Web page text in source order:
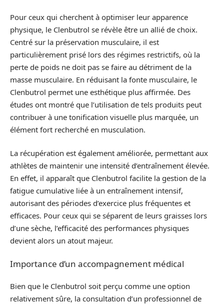
Pour ceux qui cherchent à optimiser leur apparence
physique, le Clenbutrol se révèle être un allié de choix.
Centré sur la préservation musculaire, il est
particulièrement prisé lors des régimes restrictifs, où la
perte de poids ne doit pas se faire au détriment de la
masse musculaire. En réduisant la fonte musculaire, le
Clenbutrol permet une esthétique plus affirmée. Des
études ont montré que l’utilisation de tels produits peut
contribuer à une tonification visuelle plus marquée, un
élément fort recherché en musculation.
La récupération est également améliorée, permettant aux
athlètes de maintenir une intensité d’entraînement élevée.
En effet, il apparaît que Clenbutrol facilite la gestion de la
fatigue cumulative liée à un entraînement intensif,
autorisant des périodes d’exercice plus fréquentes et
efficaces. Pour ceux qui se séparent de leurs graisses lors
d’une sèche, l’efficacité des performances physiques
devient alors un atout majeur.
Importance d’un accompagnement médical
Bien que le Clenbutrol soit perçu comme une option
relativement sûre, la consultation d’un professionnel de